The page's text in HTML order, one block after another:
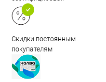
Скидки постоянным
покупателям